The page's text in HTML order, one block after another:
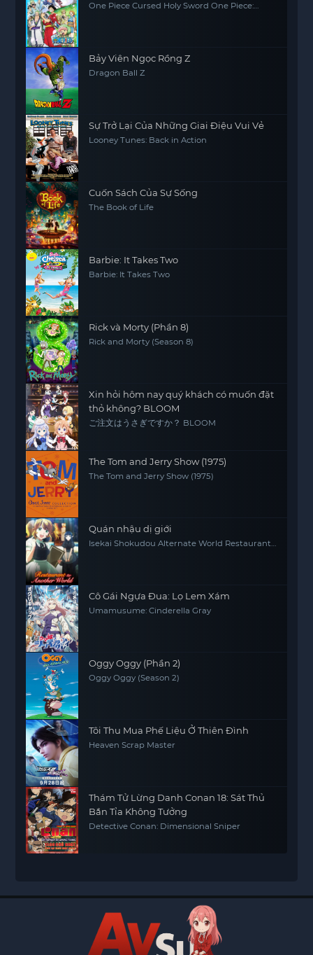
One Piece Cursed Holy Sword One Piece:
Bảy Viên Ngọc Rồng Z
Dragon Ball Z
Sự Trở Lại Của Những Giai Điệu Vui Vẻ
Looney Tunes: Back in Action
Cuốn Sách Của Sự Sống
The Book of Life
Barbie: It Takes Two
Barbie: It Takes Two
Rick và Morty (Phần 8)
Rick and Morty (Season 8)
Xin hỏi hôm nay quý khách có muốn đặt
thỏ không? BLOOM
ご注文はうさぎですか？ BLOOM
The Tom and Jerry Show (1975)
The Tom and Jerry Show (1975)
Quán nhậu dị giới
Isekai Shokudou Alternate World Restaurant
Cô Gái Ngựa Đua: Lọ Lem Xám
Umamusume: Cinderella Gray
Oggy Oggy (Phần 2)
Oggy Oggy (Season 2)
Tôi Thu Mua Phế Liệu Ở Thiên Đình
Heaven Scrap Master
Thám Tử Lừng Danh Conan 18: Sát Thủ
Bắn Tỉa Không Tưởng
Detective Conan: Dimensional Sniper